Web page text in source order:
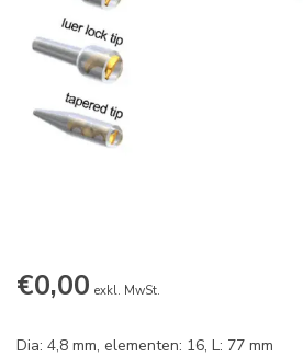
€0,00 exkl. MwSt.
Dia: 4,8 mm, elementen: 16, L: 77 mm